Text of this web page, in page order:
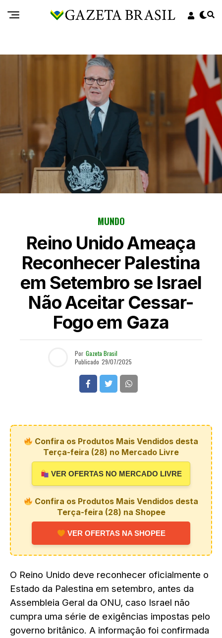
MUNDO
Reino Unido Ameaça
Reconhecer Palestina
em Setembro se Israel
Não Aceitar Cessar-
Fogo em Gaza
Por Gazeta Brasil
Publicado 29/07/2025
Confira os Produtos Mais Vendidos desta
Terça-feira (28) no Mercado Livre
VER OFERTAS NO MERCADO LIVRE
Confira os Produtos Mais Vendidos desta
Terça-feira (28) na Shopee
VER OFERTAS NA SHOPEE
O Reino Unido deve reconhecer oficialmente o
Estado da Palestina em setembro, antes da
Assembleia Geral da ONU, caso Israel não
cumpra uma série de exigências impostas pelo
governo britânico. A informação foi confirmada